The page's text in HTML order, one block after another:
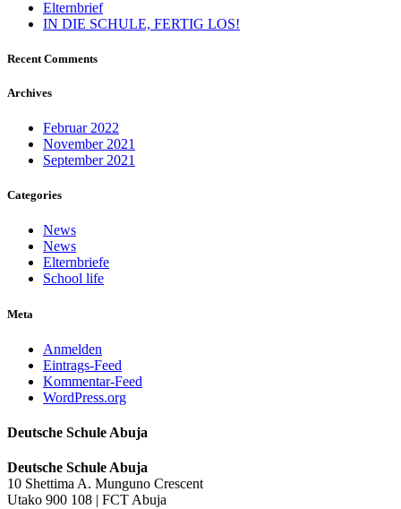
Elternbrief
IN DIE SCHULE, FERTIG LOS!
Recent Comments
Archives
Februar 2022
November 2021
September 2021
Categories
News
News
Elternbriefe
School life
Meta
Anmelden
Eintrags-Feed
Kommentar-Feed
WordPress.org
Deutsche Schule Abuja
Deutsche Schule Abuja
10 Shettima A. Munguno Crescent
Utako 900 108 | FCT Abuja